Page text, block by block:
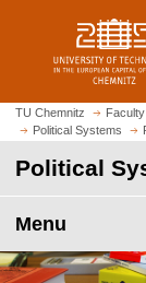
m
c
h
o
e
a
g
e
TU Chemnitz
Political Systems
Political
Menu